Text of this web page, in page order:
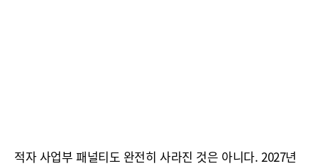
적자 사업부 패널티도 완전히 사라진 것은 아니다. 2027년